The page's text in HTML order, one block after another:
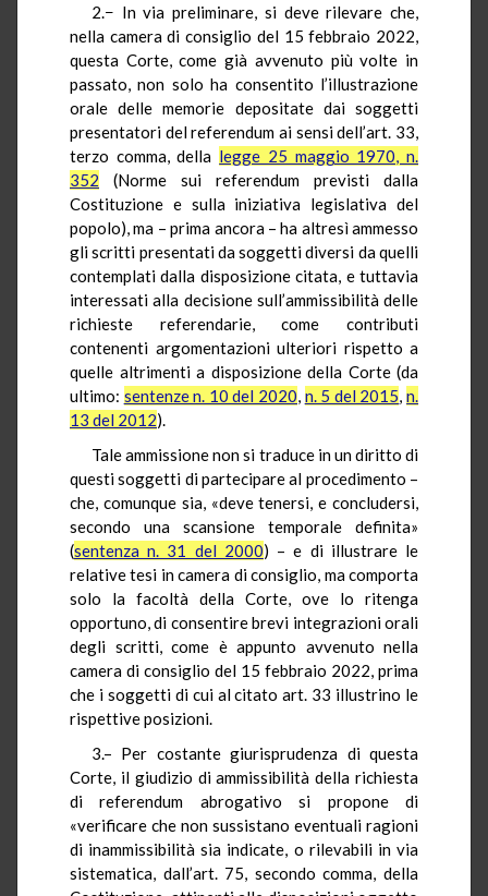
2.− In via preliminare, si deve rilevare che,
nella camera di consiglio del 15 febbraio 2022,
questa Corte, come già avvenuto più volte in
passato, non solo ha consentito l’illustrazione
orale delle memorie depositate dai soggetti
presentatori del referendum ai sensi dell’art. 33,
terzo comma, della legge 25 maggio 1970, n.
352 (Norme sui referendum previsti dalla
Costituzione e sulla iniziativa legislativa del
popolo), ma – prima ancora – ha altresì ammesso
gli scritti presentati da soggetti diversi da quelli
contemplati dalla disposizione citata, e tuttavia
interessati alla decisione sull’ammissibilità delle
richieste referendarie, come contributi
contenenti argomentazioni ulteriori rispetto a
quelle altrimenti a disposizione della Corte (da
ultimo: sentenze n. 10 del 2020, n. 5 del 2015,n.
13 del 2012).
Tale ammissione non si traduce in un diritto di
questi soggetti di partecipare al procedimento –
che, comunque sia, «deve tenersi, e concludersi,
secondo una scansione temporale definita»
(sentenza n. 31 del 2000) – e di illustrare le
relative tesi in camera di consiglio, ma comporta
solo la facoltà della Corte, ove lo ritenga
opportuno, di consentire brevi integrazioni orali
degli scritti, come è appunto avvenuto nella
camera di consiglio del 15 febbraio 2022, prima
che i soggetti di cui al citato art. 33 illustrino le
rispettive posizioni.
3.– Per costante giurisprudenza di questa
Corte, il giudizio di ammissibilità della richiesta
di referendum abrogativo si propone di
«verificare che non sussistano eventuali ragioni
di inammissibilità sia indicate, o rilevabili in via
sistematica, dall’art. 75, secondo comma, della